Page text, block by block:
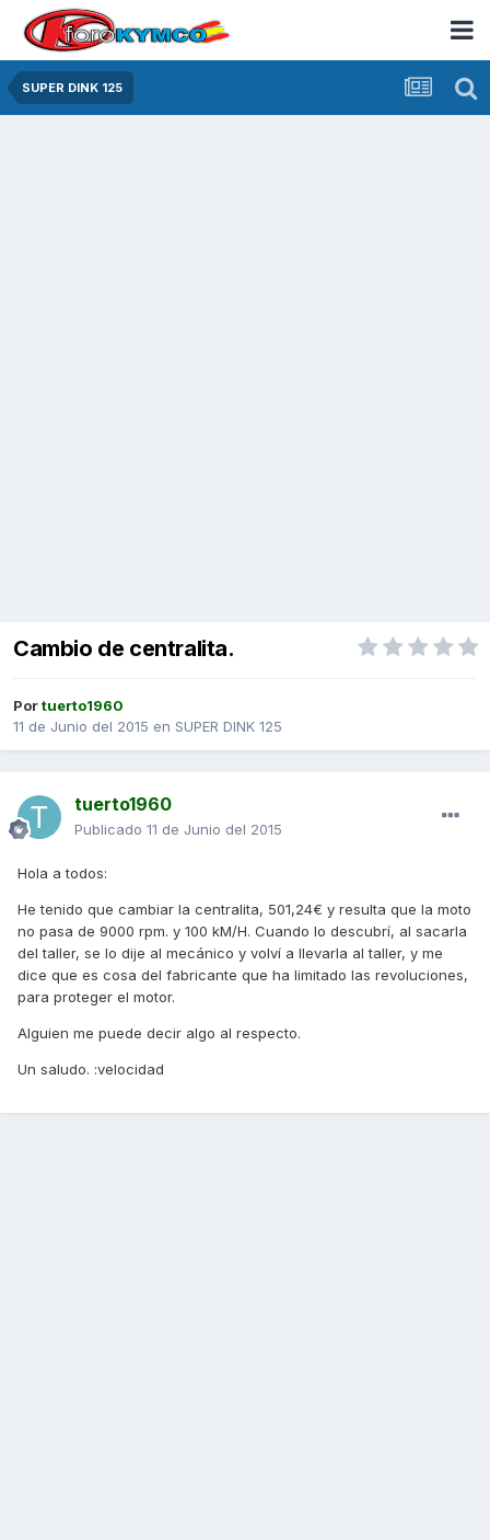
SUPER DINK 125
Cambio de centralita.
Portuerto1960
11 de Junio del 2015 en SUPER DINK 125
tuerto1960
Publicado 11 de Junio del 2015
Hola a todos:
He tenido que cambiar la centralita, 501,24€ y resulta que la moto
no pasa de 9000 rpm. y 100 kM/H. Cuando lo descubrí, al sacarla
del taller, se lo dije al mecánico y volví a llevarla al taller, y me
dice que es cosa del fabricante que ha limitado las revoluciones,
para proteger el motor.
Alguien me puede decir algo al respecto.
Un saludo. :velocidad